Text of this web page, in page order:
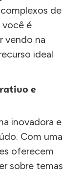
de
você é
vendo na
ideal
e
inovadora e
Com uma
oferecem
sobre temas